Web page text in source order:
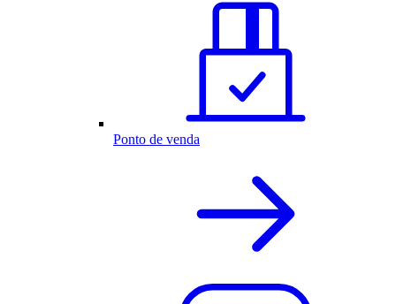
Ponto de venda